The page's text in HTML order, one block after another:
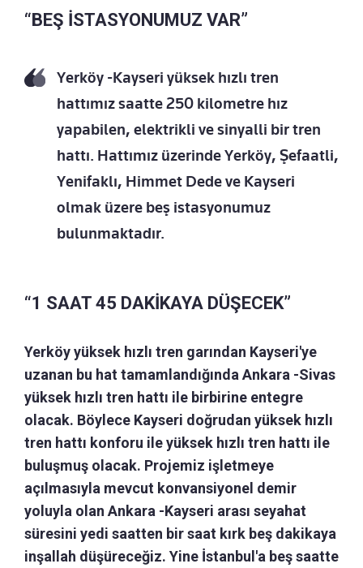
“BEŞ İSTASYONUMUZ VAR”
Yerköy -Kayseri yüksek hızlı tren
hattımız saatte 250 kilometre hız
yapabilen, elektrikli ve sinyalli bir tren
hattı. Hattımız üzerinde Yerköy, Şefaatli,
Yenifaklı, Himmet Dede ve Kayseri
olmak üzere beş istasyonumuz
bulunmaktadır.
“1 SAAT 45 DAKİKAYA DÜŞECEK”
Yerköy yüksek hızlı tren garından Kayseri'ye
uzanan bu hat tamamlandığında Ankara -Sivas
yüksek hızlı tren hattı ile birbirine entegre
olacak. Böylece Kayseri doğrudan yüksek hızlı
tren hattı konforu ile yüksek hızlı tren hattı ile
buluşmuş olacak. Projemiz işletmeye
açılmasıyla mevcut konvansiyonel demir
yoluyla olan Ankara -Kayseri arası seyahat
süresini yedi saatten bir saat kırk beş dakikaya
inşallah düşüreceğiz. Yine İstanbul'a beş saatte